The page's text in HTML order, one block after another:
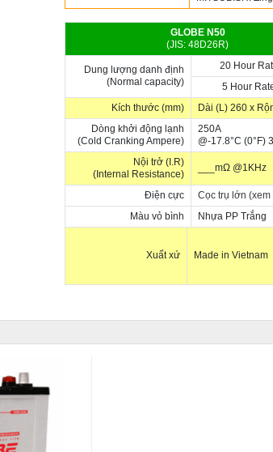
GLOBE N50
(JIS: 48D26R)
Dung lượng danh định
(Normal capacity)
20 Hour
5 Hour
Kích thước (mm)
Dài (L) 260 x
Dòng khởi động lạnh
(Cold Cranking Ampere)
250A
@-17.8°C (0°F)
Nội trở (I.R)
(Internal Resistance)
___mΩ @1KHz
Điện cực
Cọc trụ lớn (xem
Màu vỏ bình
Nhựa PP Trắng
Xuất xứ Made in Vietnam